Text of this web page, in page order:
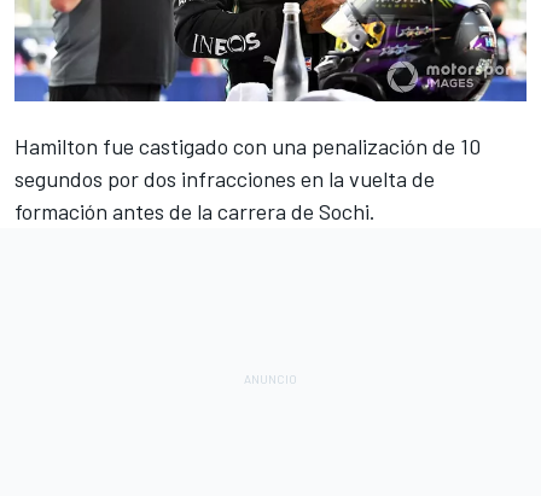
Hamilton fue castigado con una penalización de 10
segundos por dos infracciones en la vuelta de
formación antes de la carrera de Sochi.